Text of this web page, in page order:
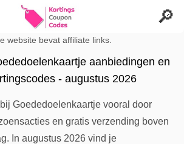
website bevat affiliate links.
aanbiedingen en
- augustus 2026
Goededoelenkaartje vooral door
en gratis verzending boven
In augustus 2026 vind je